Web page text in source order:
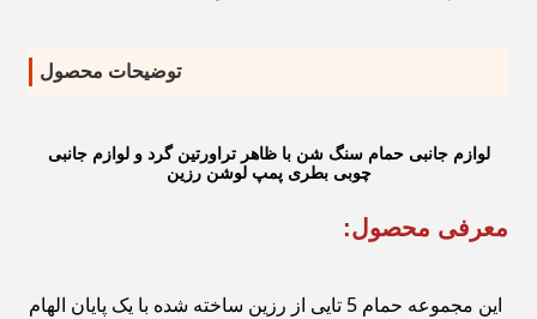
توضیحات محصول
لوازم جانبی حمام سنگ شن با ظاهر تراورتین گرد و لوازم جانبی
چوبی بطری پمپ لوشن رزین
معرفی محصول:
این مجموعه حمام 5 تایی از رزین ساخته شده با یک پایان الهام